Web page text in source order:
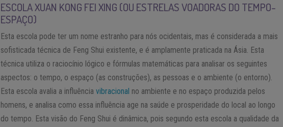
ESCOLA XUAN KONG FEI XING (OU ESTRELAS VOADORAS DO TEMPO-
ESPAÇO)
Esta escola pode ter um nome estranho para nós ocidentais, mas é considerada a mais
sofisticada técnica de Feng Shui existente, e é amplamente praticada na Ásia. Esta
técnica utiliza o raciocínio lógico e fórmulas matemáticas para analisar os seguintes
aspectos: o tempo, o espaço (as construções), as pessoas e o ambiente (o entorno).
Esta escola avalia a influênciavibracional no ambiente e no espaço produzida pelos
homens, e analisa como essa influência age na saúde e prosperidade do local ao longo
do tempo. Esta visão do Feng Shui é dinâmica, pois segundo esta escola a qualidade da